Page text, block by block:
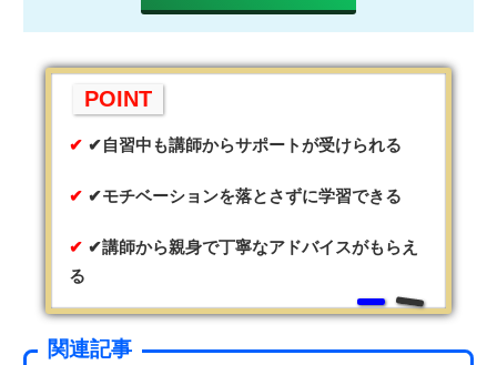
POINT
✔自習中も講師からサポートが受けられる
✔モチベーションを落とさずに学習できる
✔講師から親身で丁寧なアドバイスがもらえ
る
関連記事